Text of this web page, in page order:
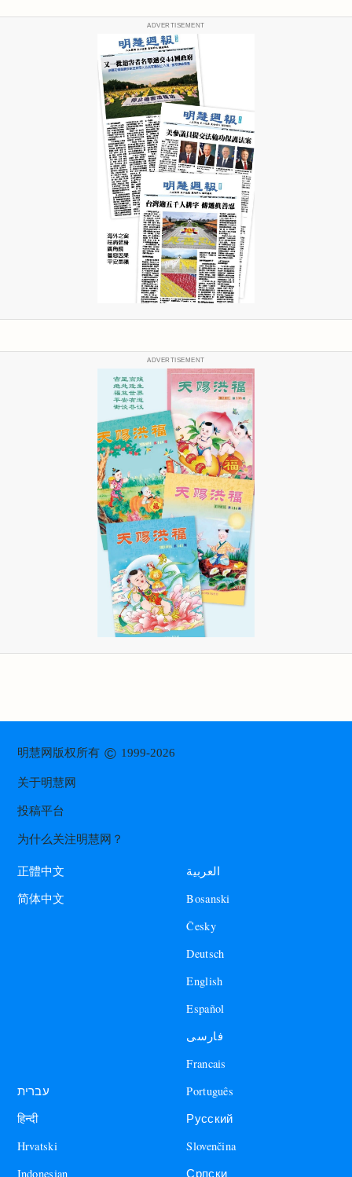
ADVERTISEMENT
ADVERTISEMENT
明慧网版权所有© 1999-2026
关于明慧网
投稿平台
为什么关注明慧网？
正體中文
简体中文
العربية
Bosanski
Česky
Deutsch
English
Español
فارسی
Francais
עברית
हिन्दी
Hrvatski
Indonesian
Português
Русский
Slovenčina
Српски